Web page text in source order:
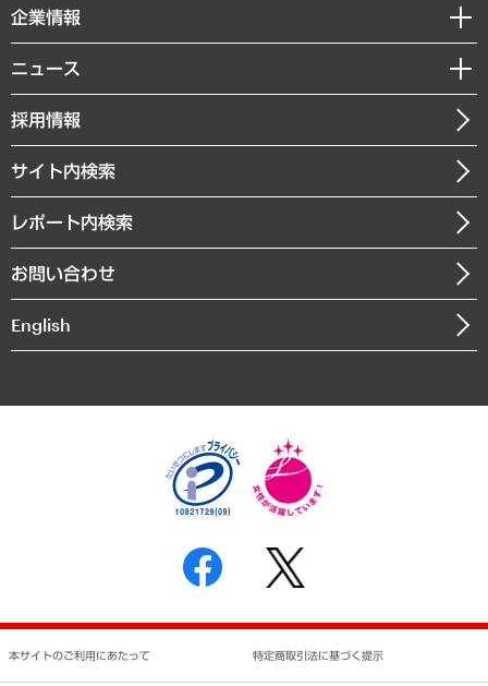
共生・ダイバーシティ
GRC（ガバナンス・リスク・コンプライアンス）・防災（政策）
経済・産業・雇用・労働
まちづくり・観光・交通・スポーツ・スマートシティ
自然資源・農林水産業・食料システム
コラム
経営用語集
受託・受注実績（官公庁関連）
メディア掲載・出演
セミナー・イベント情報
MUFGビジネスセミナー
受託案件情報
企業情報
私たちの想い
社長メッセージ
会社概要
沿革
組織図・本部部室紹介
インドネシア現地法人
個人情報保護方針
反社会的勢力に対する基本方針
書面による個人情報の開示等の請求の手続きについて
ニュース
ニュースリリース
お知らせ
採用情報
サイト内検索
レポート内検索
お問い合わせ
English
本サイトのご利用にあたって 特定商取引法に基づく提示